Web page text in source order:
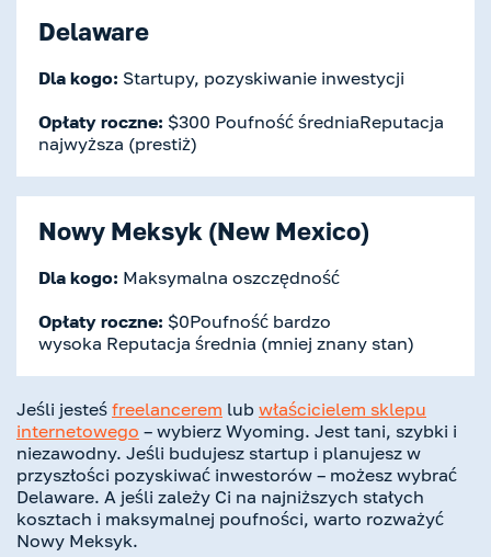
Delaware
Dla kogo: Startupy, pozyskiwanie inwestycji
Opłaty roczne: $300 Poufność średniaReputacja
najwyższa (prestiż)
Nowy Meksyk (New Mexico)
Dla kogo: Maksymalna oszczędność
Opłaty roczne: $0Poufność bardzo
wysoka Reputacja średnia (mniej znany stan)
Jeśli jesteś freelancerem lub właścicielem sklepu
internetowego – wybierz Wyoming. Jest tani, szybki i
niezawodny. Jeśli budujesz startup i planujesz w
przyszłości pozyskiwać inwestorów – możesz wybrać
Delaware. A jeśli zależy Ci na najniższych stałych
kosztach i maksymalnej poufności, warto rozważyć
Nowy Meksyk.